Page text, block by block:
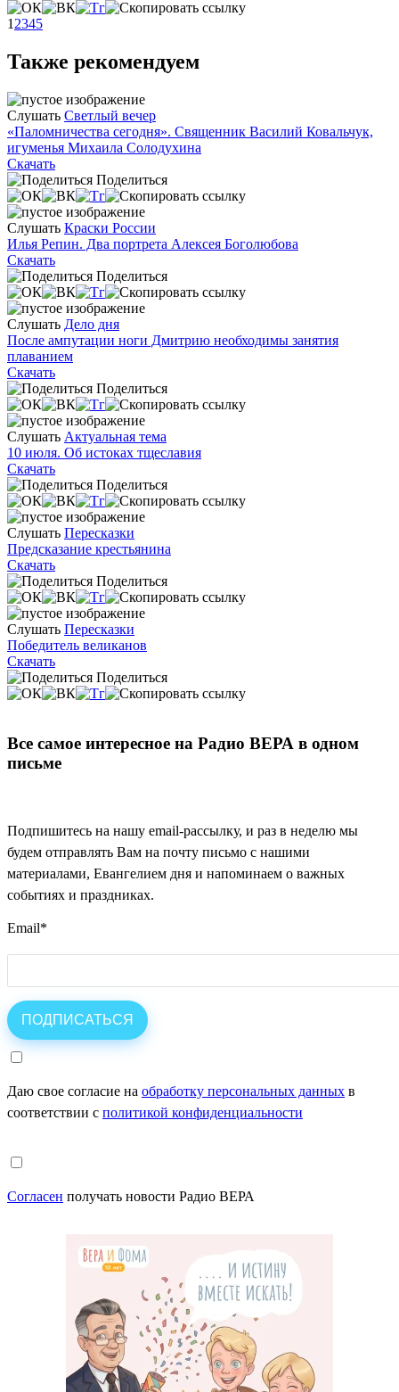
1 2345
Также рекомендуем
Слушать Светлый вечер
«Паломничества сегодня». Священник Василий Ковальчук,
игуменья Михаила Солодухина
Скачать
Поделиться
Слушать Краски России
Илья Репин. Два портрета Алексея Боголюбова
Скачать
Поделиться
Слушать Дело дня
После ампутации ноги Дмитрию необходимы занятия
плаванием
Скачать
Поделиться
Слушать Актуальная тема
10 июля. Об истоках тщеславия
Скачать
Поделиться
Слушать Пересказки
Предсказание крестьянина
Скачать
Поделиться
Слушать Пересказки
Победитель великанов
Скачать
Поделиться
Все самое интересное на Радио ВЕРА в одном
письме
Подпишитесь на нашу email-рассылку, и раз в неделю мы
будем отправлять Вам на почту письмо с нашими
материалами, Евангелием дня и напоминаем о важных
событиях и праздниках.
Email*
Даю свое согласие на обработку персональных данных в
соответствии с политикой конфиденциальности
Согласен получать новости Радио ВЕРА